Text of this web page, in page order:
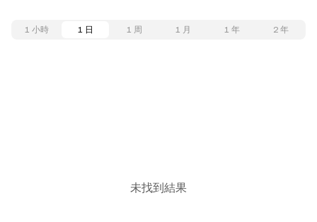
1 小時 1 日 1 周 1 月 1 年 2 年
未找到結果